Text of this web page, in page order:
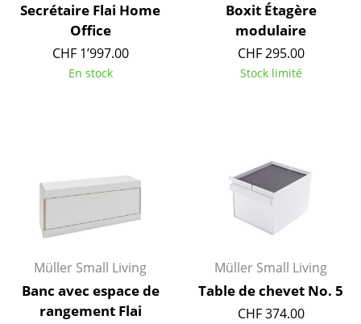
Accessoires
Horloges
Miroirs
Plateaux
Accessoires de bureau
Boîtes de rangement
Couvertures
Coussins
Secrétaire Flai Home
Office
CHF 1’997.00
En stock
Boxit Étagère
modulaire
CHF 295.00
Stock limité
Müller Small Living
Banc avec espace de
rangement Flai
Müller Small Living
Table de chevet No. 5
CHF 374.00